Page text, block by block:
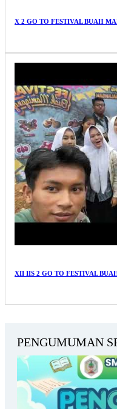
X 2 GO TO FESTIVAL BUAH
XII IIS 2 GO TO FESTIVAL
PENGUMUMAN